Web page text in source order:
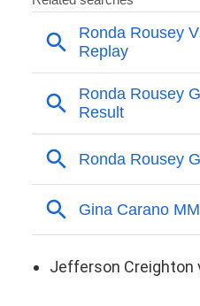
Jefferson Creighton